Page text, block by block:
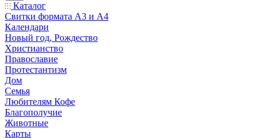
Каталог
Свитки формата А3 и А4
Календари
Новый год, Рождество
Христианство
Православие
Протестантизм
Дом
Семья
Любителям Кофе
Благополучие
Животные
Карты